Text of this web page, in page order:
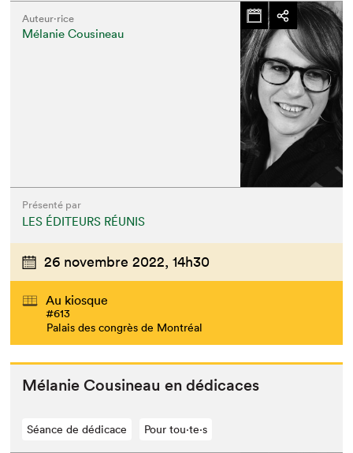
Auteur·rice
Mélanie Cousineau
Présenté par
LES ÉDITEURS RÉUNIS
26 novembre 2022, 14h30
Au kiosque
#613
Palais des congrès de Montréal
Mélanie Cousineau en dédicaces
Séance de dédicace Pour tou⋅te⋅s